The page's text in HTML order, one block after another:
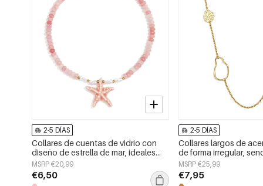
2-5 DÍAS
Collares de cuentas de vidrio con
diseño de estrella de mar, ideales
para vacaciones o para disfrutar de
la playa. Colección romántica para
mujer.
MSRP €20,99
€6,50
2-5 DÍAS
Collares largos de
de forma irregular,
serie Simple Daily para
MSRP €25,99
€7,95